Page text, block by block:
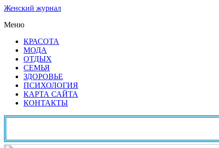
Женский журнал
Меню
КРАСОТА
МОДА
ОТДЫХ
СЕМЬЯ
ЗДОРОВЬЕ
ПСИХОЛОГИЯ
КАРТА САЙТА
КОНТАКТЫ